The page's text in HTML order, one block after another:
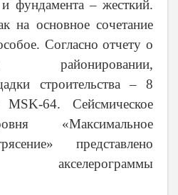
фундамента – жесткий.
на основное сочетание
Согласно отчету о
районировании,
строительства – 8
MSK-64. Сейсмическое
«Максимальное
» представлено
акселерограммы